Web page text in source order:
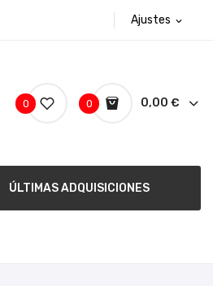
Ajustes expand_more
0 0,00 €
0
ÚLTIMAS ADQUISICIONES